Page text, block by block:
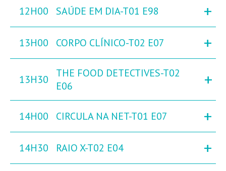
12H00 SAÚDE EM DIA-T01 E98 +
13H00 CORPO CLÍNICO-T02 E07 +
13H30
THE FOOD DETECTIVES-T02
E06
+
14H00 CIRCULA NA NET-T01 E07 +
14H30 RAIO X-T02 E04 +